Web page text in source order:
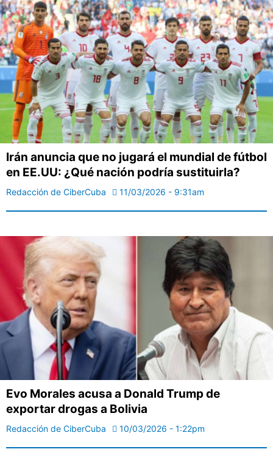
Irán anuncia que no jugará el mundial de fútbol
en EE.UU: ¿Qué nación podría sustituirla?
Redacción de CiberCuba 11/03/2026 - 9:31am
Evo Morales acusa a Donald Trump de
exportar drogas a Bolivia
Redacción de CiberCuba 10/03/2026 - 1:22pm